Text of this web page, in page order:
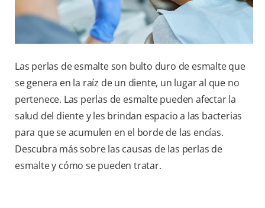
PY (ES)
Las perlas de esmalte son bulto duro de esmalte que
se genera en la raíz de un diente, un lugar al que no
pertenece. Las perlas de esmalte pueden afectar la
salud del diente y les brindan espacio a las bacterias
para que se acumulen en el borde de las encías.
Descubra más sobre las causas de las perlas de
esmalte y cómo se pueden tratar.